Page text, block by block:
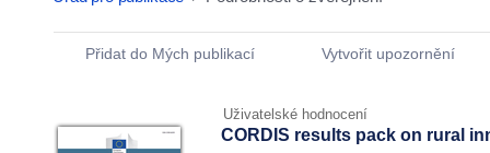
Publication Detail Actions Portlet
Přidat do Mých publikací Vytvořit upozornění
Uživatelské hodnocení
CORDIS results pack on rural